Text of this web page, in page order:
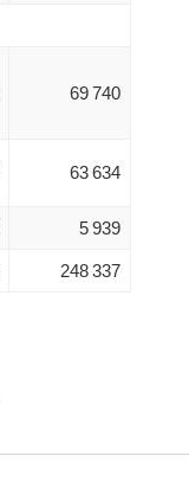
69 740
63 634
5 939
248 337